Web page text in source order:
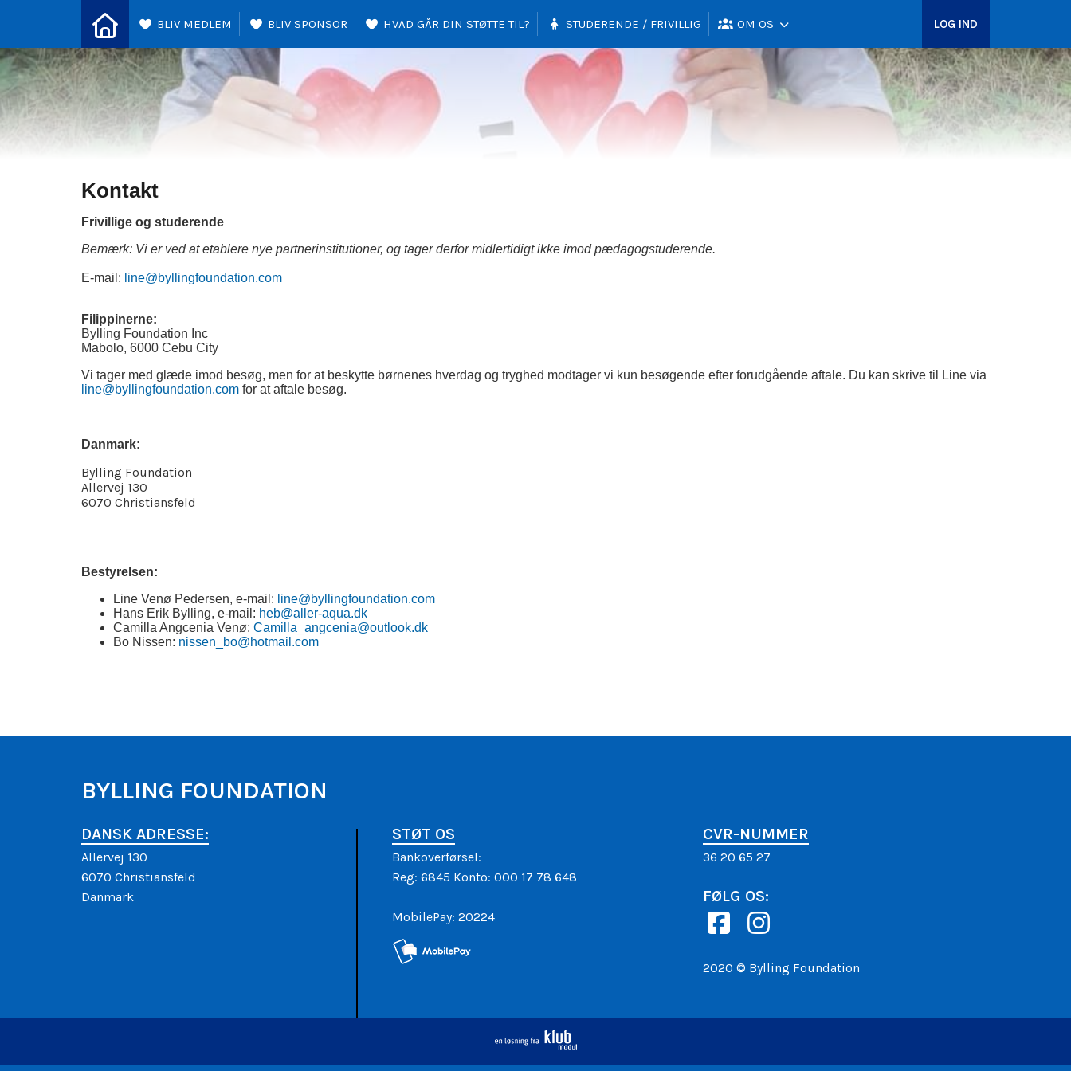
BLIV MEDLEM BLIV SPONSOR HVAD GÅR DIN STØTTE TIL? STUDERENDE / FRIVILLIG OM OS LOG IND
Kontakt
Frivillige og studerende
Bemærk: Vi er ved at etablere nye partnerinstitutioner, og tager derfor midlertidigt ikke imod pædagogstuderende.
E-mail: line@byllingfoundation.com
Filippinerne:
Bylling Foundation Inc
Mabolo, 6000 Cebu City
Vi tager med glæde imod besøg, men for at beskytte børnenes hverdag og tryghed modtager vi kun besøgende efter forudgående aftale. Du kan skrive til Line via
line@byllingfoundation.com for at aftale besøg.
Danmark:
Bylling Foundation
Allervej 130
6070 Christiansfeld
Bestyrelsen:
Line Venø Pedersen, e-mail: line@byllingfoundation.com
Hans Erik Bylling, e-mail: heb@aller-aqua.dk
Camilla Angcenia Venø: Camilla_angcenia@outlook.dk
Bo Nissen: nissen_bo@hotmail.com
BYLLING FOUNDATION
DANSK ADRESSE:
Allervej 130
6070 Christiansfeld
Danmark
STØT OS
Bankoverførsel:
Reg: 6845 Konto: 000 17 78 648
MobilePay: 20224
CVR-NUMMER
36 20 65 27
FØLG OS:
2020 © Bylling Foundation